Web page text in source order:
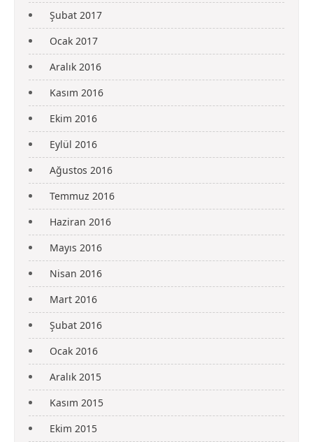
Şubat 2017
Ocak 2017
Aralık 2016
Kasım 2016
Ekim 2016
Eylül 2016
Ağustos 2016
Temmuz 2016
Haziran 2016
Mayıs 2016
Nisan 2016
Mart 2016
Şubat 2016
Ocak 2016
Aralık 2015
Kasım 2015
Ekim 2015